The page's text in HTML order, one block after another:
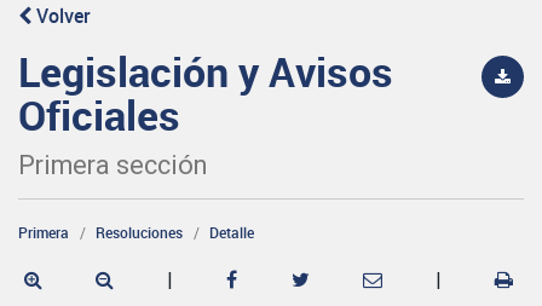
Volver
Legislación y Avisos
Oficiales
Primera sección
Primera Resoluciones Detalle
| |